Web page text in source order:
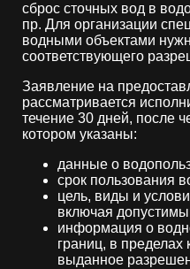
сброс сточных вод в
пр. Для организации
водными объектами
соответствующего
Заявление на
рассматривается
течение 30 дней, после
котором указаны:
данные о
срок пользования
цель, виды и
включая
информация о
границ, в пределах
выданное